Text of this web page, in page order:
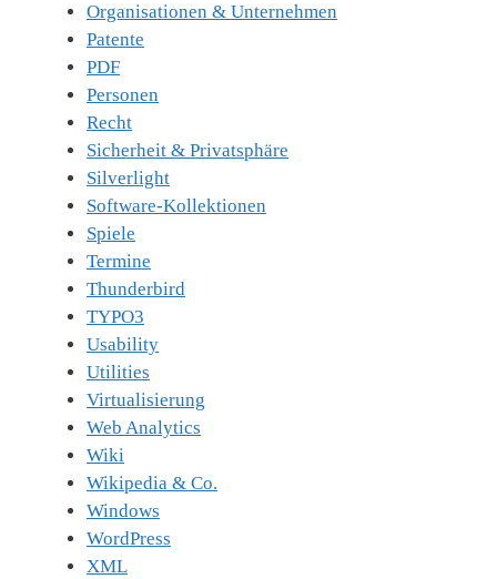
Organisationen & Unternehmen
Patente
PDF
Personen
Recht
Sicherheit & Privatsphäre
Silverlight
Software-Kollektionen
Spiele
Termine
Thunderbird
TYPO3
Usability
Utilities
Virtualisierung
Web Analytics
Wiki
Wikipedia & Co.
Windows
WordPress
XML